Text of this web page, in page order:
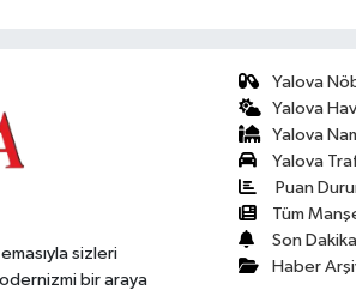
sizleri
bir araya
Yalova
Yalova
Yalova
Yalova
Puan
Tüm
Son
Haber